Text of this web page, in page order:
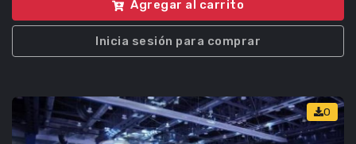
Agregar al carrito
Inicia sesión para comprar
0